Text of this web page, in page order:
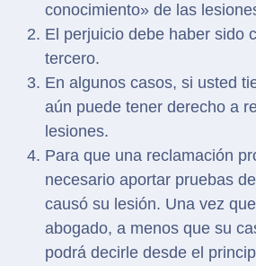
conocimiento» de las
El perjuicio debe haber sido
tercero.
En algunos casos, si usted
aún puede tener derecho a
lesiones.
Para que una reclamación
necesario aportar pruebas
causó su lesión. Una vez
abogado, a menos que su
podrá decirle desde el